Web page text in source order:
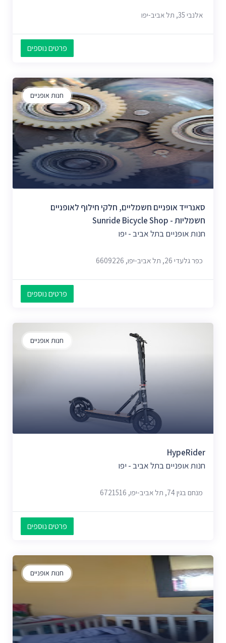
אלנבי 35, תל אביב-יפו
פרטים נוספים
חנות אופניים
סאנרייד אופניים חשמליים, חלקי חילוף לאופניים
חשמליות - Sunride Bicycle Shop
חנות אופניים בתל אביב - יפו
כפר גלעדי 26, תל אביב-יפו, 6609226
פרטים נוספים
חנות אופניים
HypeRider
חנות אופניים בתל אביב - יפו
מנחם בגין 74, תל אביב-יפו, 6721516
פרטים נוספים
חנות אופניים